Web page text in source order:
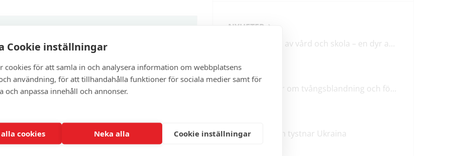
Cookie inställningar
cookies för att samla in och analysera information om webbplatsens
användning, för att tillhandahålla funktioner för sociala medier samt för
och anpassa innehåll och annonser.
cookies Neka alla Cookie inställningar
och cirka 100 andra exklusiva och
NYHETER
Förstatligande av vård och skola – en dyr affär med osäkert utfall
LEDARE
M & SD hycklar om tvångsblandning och förvärrar segregationen
Mitt i frukosten tystnar Ukraina